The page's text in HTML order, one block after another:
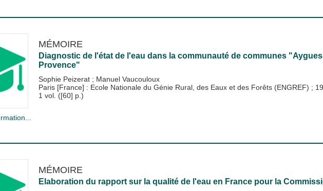
MÉMOIRE
Diagnostic de l'état de l'eau dans la communauté de communes
Provence"
Sophie Peizerat ; Manuel Vaucouloux
Paris [France] : Ecole Nationale du Génie Rural, des Eaux et des Forêts (ENGREF) ;
1 vol. ([60] p.)
MÉMOIRE
Elaboration du rapport sur la qualité de l'eau en France pour la